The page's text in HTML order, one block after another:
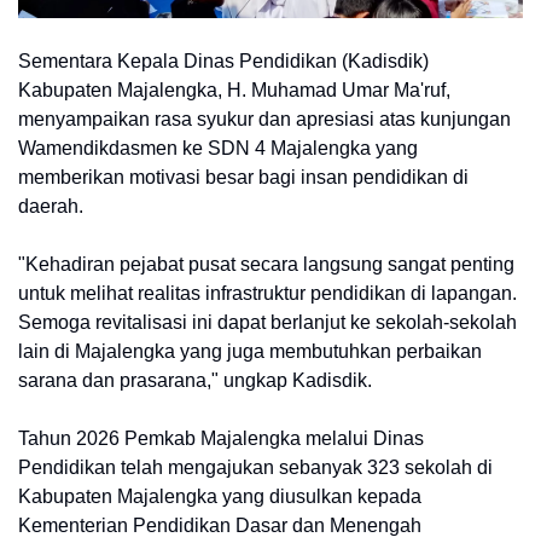
Sementara Kepala Dinas Pendidikan (Kadisdik)
Kabupaten Majalengka, H. Muhamad Umar Ma'ruf,
menyampaikan rasa syukur dan apresiasi atas kunjungan
Wamendikdasmen ke SDN 4 Majalengka yang
memberikan motivasi besar bagi insan pendidikan di
daerah.
"Kehadiran pejabat pusat secara langsung sangat penting
untuk melihat realitas infrastruktur pendidikan di lapangan.
Semoga revitalisasi ini dapat berlanjut ke sekolah-sekolah
lain di Majalengka yang juga membutuhkan perbaikan
sarana dan prasarana," ungkap Kadisdik.
Tahun 2026 Pemkab Majalengka melalui Dinas
Pendidikan telah mengajukan sebanyak 323 sekolah di
Kabupaten Majalengka yang diusulkan kepada
Kementerian Pendidikan Dasar dan Menengah